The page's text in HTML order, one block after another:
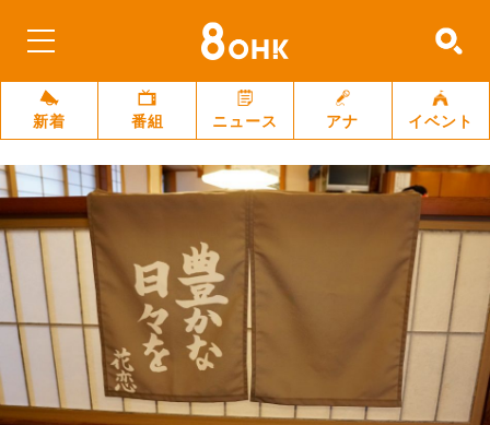
新着 番組 ニュース アナ イベント